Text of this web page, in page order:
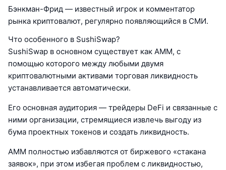
Бэнкман-Фрид — известный игрок и комментатор
рынка криптовалют, регулярно появляющийся в СМИ.
Что особенного в SushiSwap?
SushiSwap в основном существует как AMM, с
помощью которого между любыми двумя
криптовалютными активами торговая ликвидность
устанавливается автоматически.
Его основная аудитория — трейдеры DeFi и связанные с
ними организации, стремящиеся извлечь выгоду из
бума проектных токенов и создать ликвидность.
AMM полностью избавляются от биржевого «стакана
заявок», при этом избегая проблем с ликвидностью,